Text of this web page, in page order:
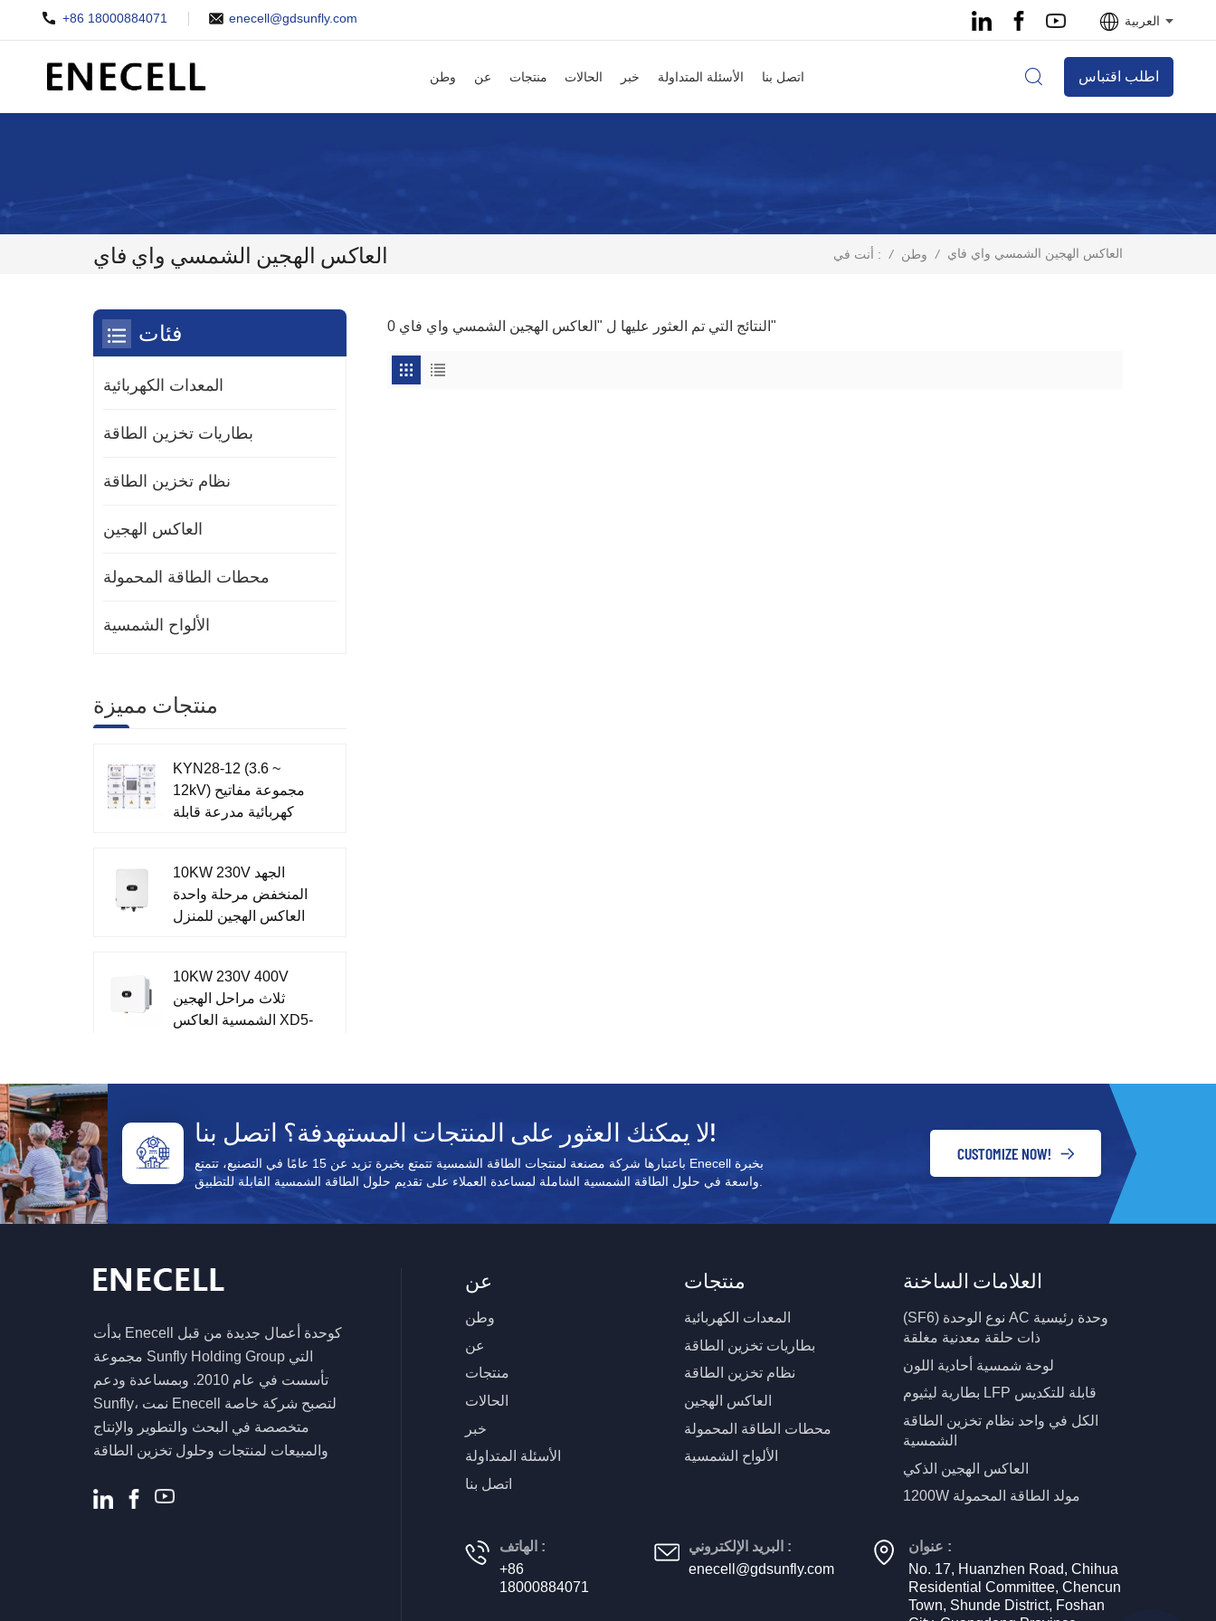
+86 18000884071 enecell@gdsunfly.com العربية
وطن عن منتجات الحالات خبر الأسئلة المتداولة اتصل بنا اطلب اقتباس
العاكس الهجين الشمسي واي فاي أنت في : / وطن / العاكس الهجين الشمسي واي فاي
0 النتائج التي تم العثور عليها ل "العاكس الهجين الشمسي واي فاي" فئات
المعدات الكهربائية
بطاريات تخزين الطاقة
نظام تخزين الطاقة
العاكس الهجين
محطات الطاقة المحمولة
الألواح الشمسية
منتجات مميزة
KYN28-12 (3.6 ~
12kV) مجموعة مفاتيح
كهربائية مدرعة قابلة
10KW 230V الجهد
المنخفض مرحلة واحدة
العاكس الهجين للمنزل
10KW 230V 400V
ثلاث مراحل الهجين
الشمسية العاكس XD5-
51.2V تخزين الطاقة
نظام واحد XD3-6KTL-
AIO
CFE PVG3 Pro الكل
في واحد خارج الشبكة
نظام تخزين الطاقة
5.5KW 6.2KW عاكس
الكفاءة لنظام الطاقة
المنزلية
لا يمكنك العثور على المنتجات المستهدفة؟ اتصل بنا!
باعتبارها شركة مصنعة لمنتجات الطاقة الشمسية تتمتع بخبرة تزيد عن 15 عامًا في التصنيع، تتمتع Enecell بخبرة
CUSTOMIZE NOW!
بدأت Enecell كوحدة أعمال جديدة من قبل
مجموعة Sunfly Holding Group التي
تأسست في عام 2010. وبمساعدة ودعم
Sunfly، نمت Enecell لتصبح شركة خاصة
متخصصة في البحث والتطوير والإنتاج
والمبيعات لمنتجات وحلول تخزين الطاقة
عن
وطن
عن
منتجات
الحالات
خبر
الأسئلة المتداولة
اتصل بنا
منتجات
المعدات الكهربائية
بطاريات تخزين الطاقة
نظام تخزين الطاقة
العاكس الهجين
محطات الطاقة المحمولة
الألواح الشمسية
العلامات الساخنة
(SF6) نوع الوحدة AC وحدة رئيسية
ذات حلقة معدنية مغلقة
لوحة شمسية أحادية اللون
بطارية ليثيوم LFP قابلة للتكديس
الكل في واحد نظام تخزين الطاقة
الشمسية
العاكس الهجين الذكي
1200W مولد الطاقة المحمولة
الهاتف :
+86
18000884071
البريد الإلكتروني :
enecell@gdsunfly.com
عنوان :
No. 17, Huanzhen Road, Chihua
Residential Committee, Chencun
Town, Shunde District, Foshan